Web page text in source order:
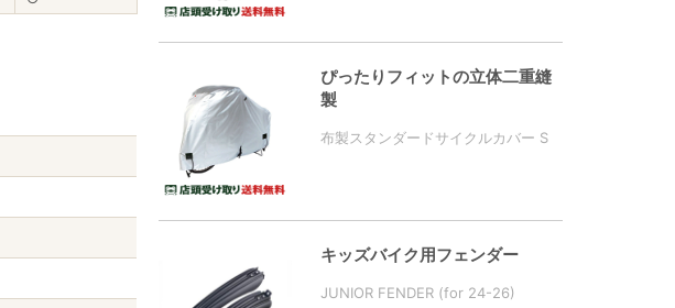
ぴったりフィットの立体二重縫
製
布製スタンダードサイクルカバー S
キッズバイク用フェンダー
JUNIOR FENDER (for 24-26)